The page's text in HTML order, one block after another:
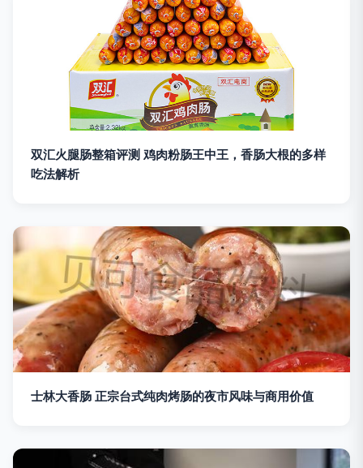
双汇火腿肠整箱评测 鸡肉粉肠王中王，香肠大根的多样
吃法解析
士林大香肠 正宗台式纯肉烤肠的夜市风味与商用价值